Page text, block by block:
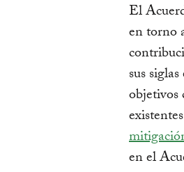
El
en torno
sus
en el